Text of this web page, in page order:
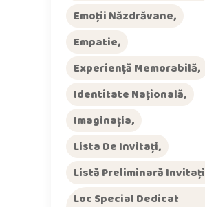
Emoții Năzdrăvane
Empatie
Experiență Memorabilă
Identitate Națională
Imaginația
Lista De Invitați
Listă Preliminară Invitați
Loc Special Dedicat